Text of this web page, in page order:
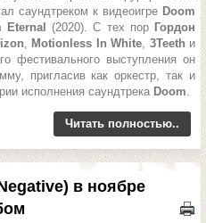
саундтреком к видеоигре Doom
Eternal (2020). С тех пор Гордон
, Motionless In White, 3Teeth и
фестивального выступления он
пригласив как оркестр, так и
исполнения саундтрека Doom.
Читать полностью..
в ноябре